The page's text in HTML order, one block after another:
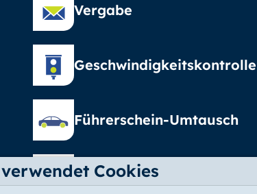
Cookies
Vergabe
Führerschein-Umtausch
Elterngeld